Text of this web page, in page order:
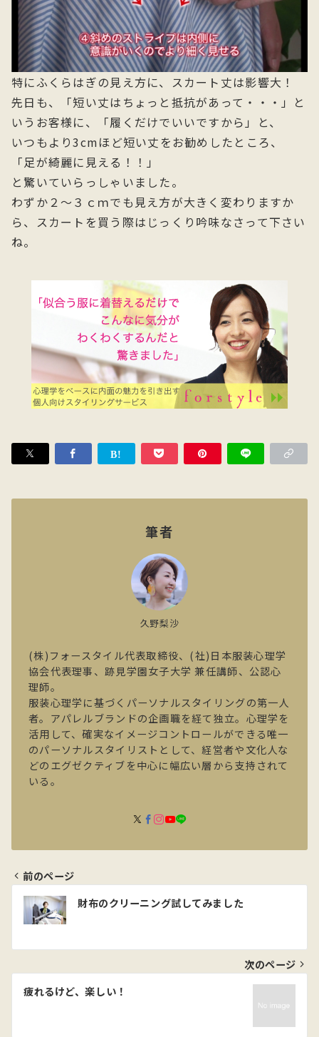
特にふくらはぎの見え方に、スカート丈は影響大！
先日も、「短い丈はちょっと抵抗があって・・・」と
いうお客様に、「履くだけでいいですから」と、
いつもより3cmほど短い丈をお勧めしたところ、
「足が綺麗に見える！！」
と驚いていらっしゃいました。
わずか２～３ｃｍでも見え方が大きく変わりますか
ら、スカートを買う際はじっくり吟味なさって下さい
ね。
筆者
久野梨沙
(株)フォースタイル代表取締役、(社)日本服装心理学
協会代表理事、跡見学園女子大学 兼任講師、公認心
理師。
服装心理学に基づくパーソナルスタイリングの第一人
者。アパレルブランドの企画職を経て独立。心理学を
活用して、確実なイメージコントロールができる唯一
のパーソナルスタイリストとして、経営者や文化人な
どのエグゼクティブを中心に幅広い層から支持されて
いる。
投
稿
ナ
ビ
ゲ
前のページ
財布のクリーニング試してみました
次のページ
疲れるけど、楽しい！